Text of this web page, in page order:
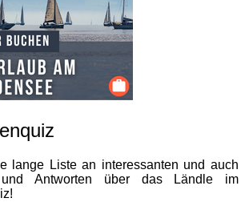
lange Liste an interessanten und auch
und Antworten über das Ländle im